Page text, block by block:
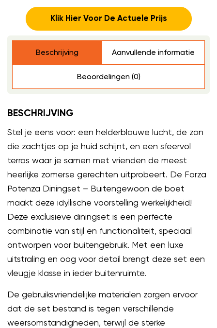
Klik Hier Voor De Actuele Prijs
Beschrijving Aanvullende informatie
Beoordelingen (0)
BESCHRIJVING
Stel je eens voor: een helderblauwe lucht, de zon
die zachtjes op je huid schijnt, en een sfeervol
terras waar je samen met vrienden de meest
heerlijke zomerse gerechten uitprobeert. De Forza
Potenza Diningset – Buitengewoon de boet
maakt deze idyllische voorstelling werkelijkheid!
Deze exclusieve diningset is een perfecte
combinatie van stijl en functionaliteit, speciaal
ontworpen voor buitengebruik. Met een luxe
uitstraling en oog voor detail brengt deze set een
vleugje klasse in ieder buitenruimte.
De gebruiksvriendelijke materialen zorgen ervoor
dat de set bestand is tegen verschillende
weersomstandigheden, terwijl de sterke